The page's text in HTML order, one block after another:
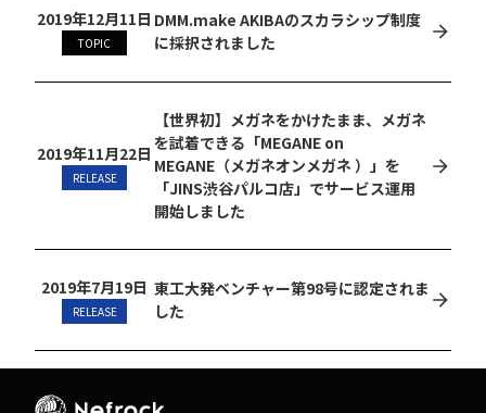
2019年12月11日
TOPIC
DMM.make AKIBAのスカラシップ制度
に採択されました
2019年11月22日
RELEASE
【世界初】メガネをかけたまま、メガネ
を試着できる「MEGANE on
MEGANE（メガネオンメガネ ）」を
「JINS渋谷パルコ店」でサービス運用
開始しました
2019年7月19日
RELEASE
東工大発ベンチャー第98号に認定されま
した